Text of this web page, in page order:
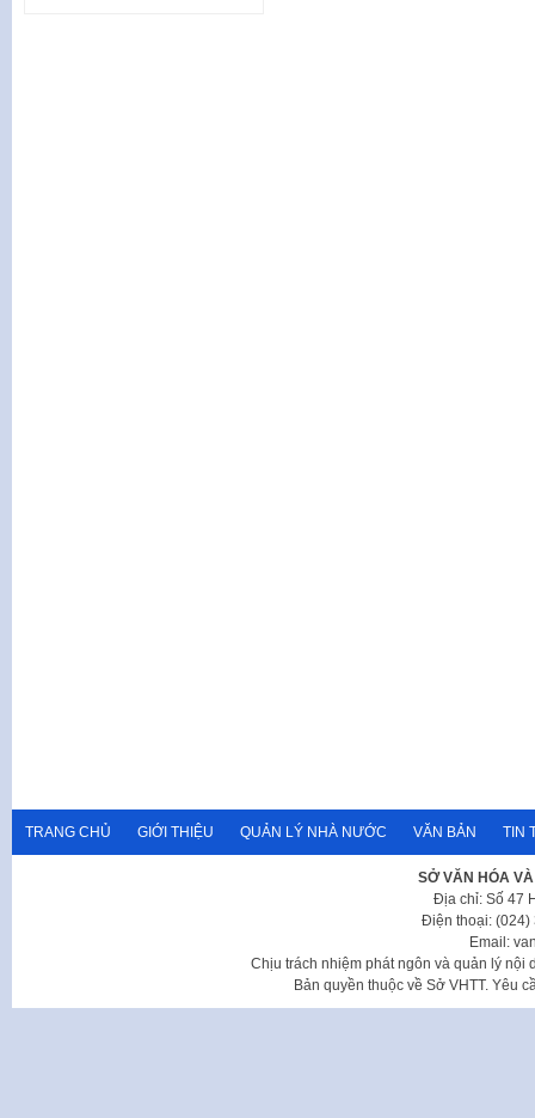
TRANG CHỦ GIỚI THIỆU QUẢN LÝ NHÀ NƯỚC VĂN BẢN TIN
SỞ VĂN HÓA
Địa chỉ: Số 47
Điện thoại: (024)
Email:
Chịu trách nhiệm phát ngôn và quản lý nội
Bản quyền thuộc về Sở VHTT. Yêu